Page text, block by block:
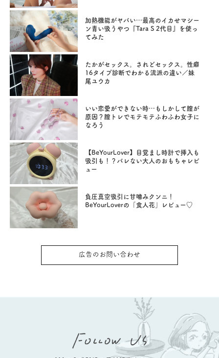
加熱機能がヤバい…最高のイカせマシー
ン青い吸うやつ『Tara S 2代目』を使っ
てみた
たかがセックス。されどセックス。性癖
16タイプ診断でわかる流派の違い／妹
尾ユウカ
いい恋愛ができない時…もしかして膣が
原因？膣トレでモテモテふわふわ女子に
なろう
【BeYourLover】目覚まし時計で挿入も
吸引も！？バレない大人のおもちゃレビ
ュー
負圧真空吸引に甘噛みクンニ！
BeYourLoverの「食人花」レビュー♡
広告のお問い合わせ